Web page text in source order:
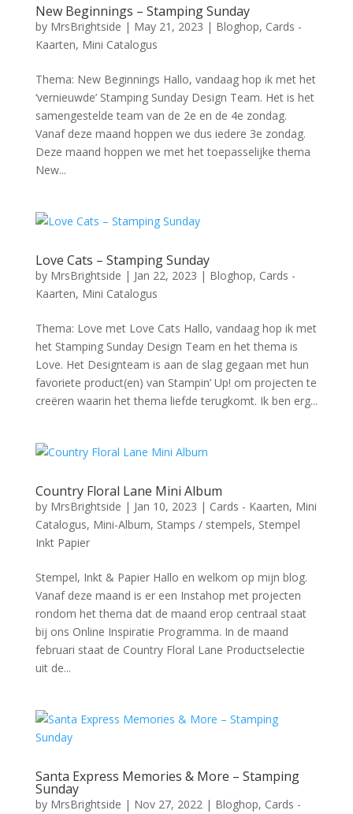
New Beginnings – Stamping Sunday
by MrsBrightside | May 21, 2023 | Bloghop, Cards -
Kaarten, Mini Catalogus
Thema: New Beginnings Hallo, vandaag hop ik met het
‘vernieuwde’ Stamping Sunday Design Team. Het is het
samengestelde team van de 2e en de 4e zondag.
Vanaf deze maand hoppen we dus iedere 3e zondag.
Deze maand hoppen we met het toepasselijke thema
New...
Love Cats – Stamping Sunday
by MrsBrightside | Jan 22, 2023 | Bloghop, Cards -
Kaarten, Mini Catalogus
Thema: Love met Love Cats Hallo, vandaag hop ik met
het Stamping Sunday Design Team en het thema is
Love. Het Designteam is aan de slag gegaan met hun
favoriete product(en) van Stampin’ Up! om projecten te
creëren waarin het thema liefde terugkomt. Ik ben erg...
Country Floral Lane Mini Album
by MrsBrightside | Jan 10, 2023 | Cards - Kaarten, Mini
Catalogus, Mini-Album, Stamps / stempels, Stempel
Inkt Papier
Stempel, Inkt & Papier Hallo en welkom op mijn blog.
Vanaf deze maand is er een Instahop met projecten
rondom het thema dat de maand erop centraal staat
bij ons Online Inspiratie Programma. In de maand
februari staat de Country Floral Lane Productselectie
uit de...
Santa Express Memories & More – Stamping
Sunday
by MrsBrightside | Nov 27, 2022| Bloghop, Cards -